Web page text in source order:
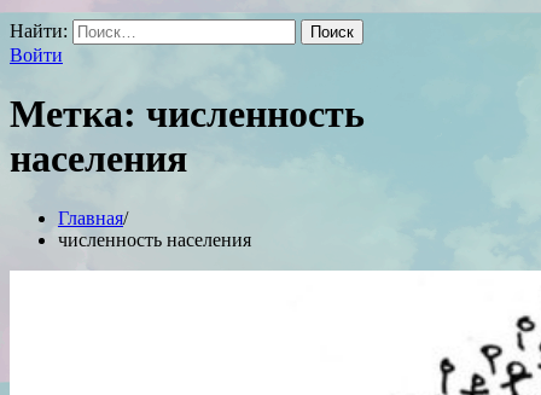
Найти:
Войти
Метка: численность
населения
Главная
численность населения